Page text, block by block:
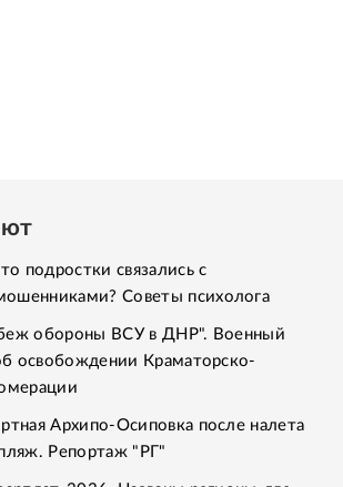
подростки связались с
Советы психолога
обороны ВСУ в ДНР". Военный
освобождении Краматорско-
Архипо-Осиповка после налета
Репортаж "РГ"